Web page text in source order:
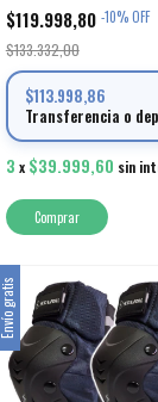
$119.998,80 -10%OFF
$133.332,00
$113.998,86
Transferencia o
3 x $39.999,60 sin
Comprar
Envío gratis